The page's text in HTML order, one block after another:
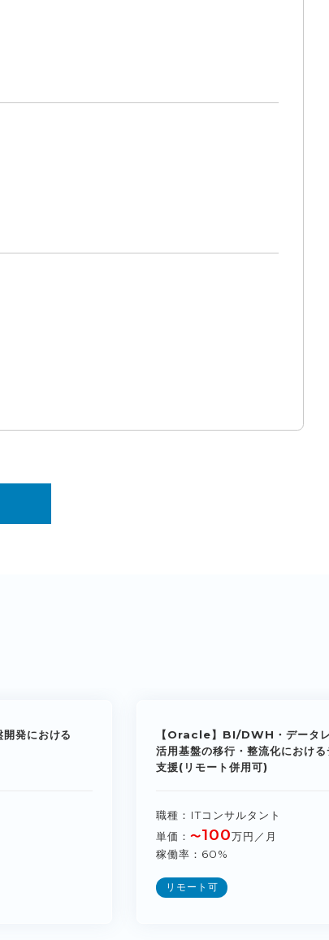
発における
【Oracle】BI/DWH・データ
活用基盤の移行・整流化におけ
支援(リモート併用可)
職種
ITコンサルタント
単価
〜100万円／月
稼働率
60%
リモート可